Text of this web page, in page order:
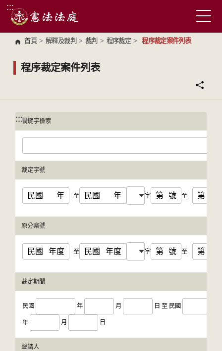
跳到主要內容區塊
:::
首頁 > 解釋及裁判 > 裁判 > 程序裁定 > 程序裁定案件列表
程序裁定案件列表
:::
:::關鍵字檢索
裁定字號
民國 年 至 民國 年 字 第 號 至 第
原分案號
民國 年度 至 民國 年度 字 第 號 至 第
裁定期間
民國 年 月 日 至 民國
年 月 日
聲請人